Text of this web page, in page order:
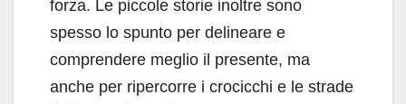
forza. Le piccole storie inoltre sono
spesso lo spunto per delineare e
comprendere meglio il presente, ma
anche per ripercorre i crocicchi e le strade